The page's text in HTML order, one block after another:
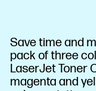
Save time and
pack of three
LaserJet Toner
magenta and